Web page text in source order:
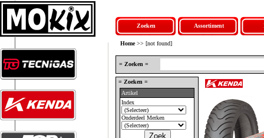
Zoeken Assortiment
Home>> [not found]
= Zoeken =
= Zoeken =
Artikel
Index
Onderdeel Merken